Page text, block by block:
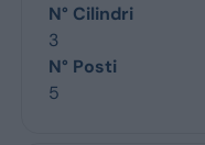
N° Cilindri
3
N° Posti
5